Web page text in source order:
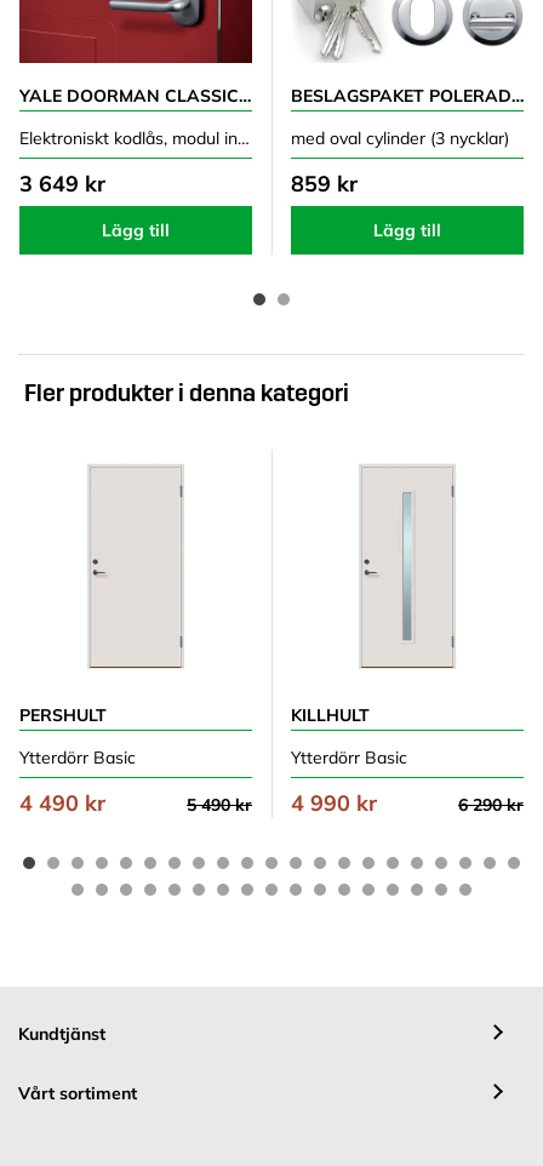
YALE DOORMAN CLASSIC HOME SILVER
Elektroniskt kodlås, modul ingår
3 649 kr
Lägg till
BESLAGSPAKET POLERAD NICKEL B140
med oval cylinder (3 nycklar)
859 kr
Lägg till
Fler produkter i denna kategori
PERSHULT
Ytterdörr Basic
4 490 kr 5 490 kr
KILLHULT
Ytterdörr Basic
4 990 kr 6 290 kr
Kundtjänst
Vårt sortiment